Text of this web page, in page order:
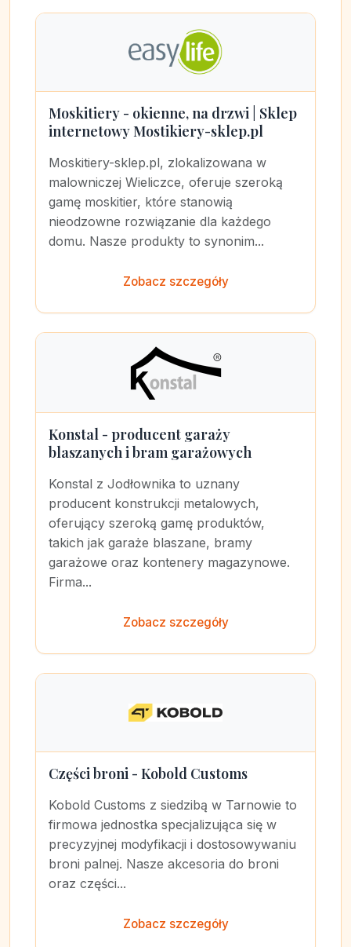
Moskitiery - okienne, na drzwi | Sklep
internetowy Mostikiery-sklep.pl
Moskitiery-sklep.pl, zlokalizowana w
malowniczej Wieliczce, oferuje szeroką
gamę moskitier, które stanowią
nieodzowne rozwiązanie dla każdego
domu. Nasze produkty to synonim...
Zobacz szczegóły
Konstal - producent garaży
blaszanych i bram garażowych
Konstal z Jodłownika to uznany
producent konstrukcji metalowych,
oferujący szeroką gamę produktów,
takich jak garaże blaszane, bramy
garażowe oraz kontenery magazynowe.
Firma...
Zobacz szczegóły
Części broni - Kobold Customs
Kobold Customs z siedzibą w Tarnowie to
firmowa jednostka specjalizująca się w
precyzyjnej modyfikacji i dostosowywaniu
broni palnej. Nasze akcesoria do broni
oraz części...
Zobacz szczegóły